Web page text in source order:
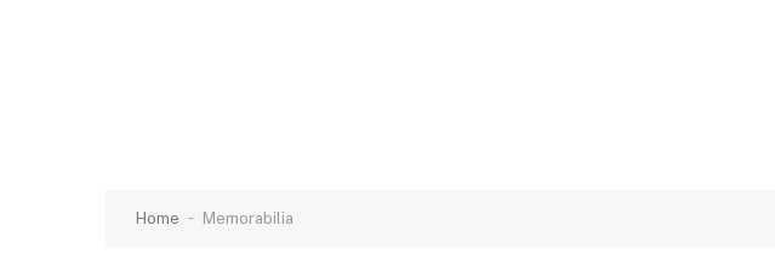
Home - Memorabilia